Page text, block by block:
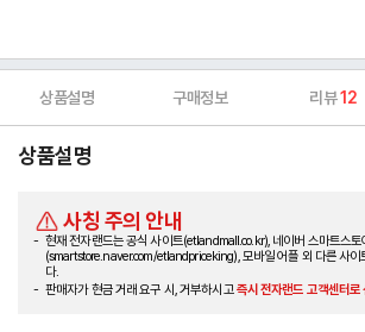
상품설명 구매정보 리뷰12
상품설명
사칭 주의 안내
현재 전자랜드는 공식 사이트(etlandmall.co.kr), 네이버 스마트스토
(smartstore.naver.com/etlandpriceking), 모바일 어플 외 다른 사이
다.
판매자가 현금 거래 요구 시, 거부하시고즉시 전자랜드 고객센터로